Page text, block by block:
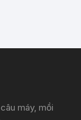
máy, mồi